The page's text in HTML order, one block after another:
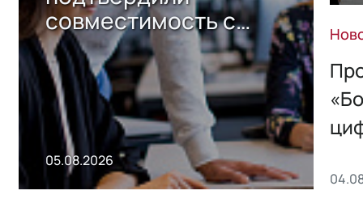
совместимость с
решением Sharx
Storage 2.x для
хранения данных
05.08.2026